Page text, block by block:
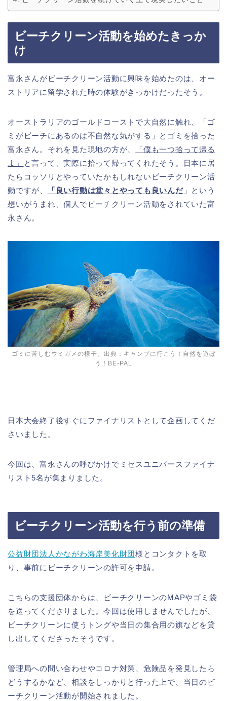
ビーチクリーン活動を始めたきっか
け
富永さんがビーチクリーン活動に興味を始めたのは、オー
ストリアに留学された時の体験がきっかけだったそう。
オーストラリアのゴールドコーストで大自然に触れ、「ゴ
ミがビーチにあるのは不自然な気がする」とゴミを拾った
富永さん。それを見た現地の方が、
「僕も一つ拾って帰る
よ」
と言って、実際に拾って帰ってくれたそう。日本に居
たらコッソリとやっていたかもしれないビーチクリーン活
動ですが、
「良い行動は堂々とやっても良いんだ」という
想いがうまれ、個人でビーチクリーン活動をされていた富
永さん。
ゴミに苦しむウミガメの様子。出典： キャンプに行こう！自然を遊ぼ
う！BE-PAL
日本大会終了後すぐにファイナリストとして企画してくだ
さいました。
今回は、富永さんの呼びかけでミセスユニバースファイナ
リスト5名が集まりました。
ビーチクリーン活動を行う前の準備
公益財団法人かながわ海岸美化財団様とコンタクトを取
り、事前にビーチクリーンの許可を申請。
こちらの支援団体からは、ビーチクリーンのMAPやゴミ袋
を送ってくださりました。今回は使用しませんでしたが、
ビーチクリーンに使うトングや当日の集合用の旗などを貸
し出してくださったそうです。
管理局への問い合わせやコロナ対策、危険品を発見したら
どうするかなど、相談をしっかりと行った上で、当日のビ
ーチクリーン活動が開始されました。